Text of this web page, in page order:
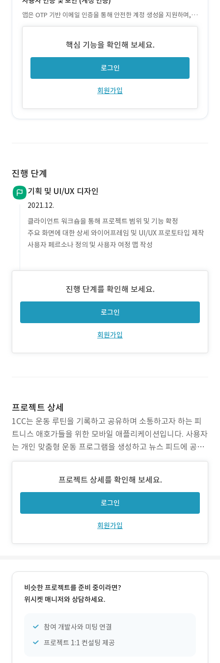
앱은 OTP 기반 이메일 인증을 통해 안전한 계정 생성을 지원하며,
동일한 방식으로 비밀번호 재설정이 가능한 계정 복구 기능도 제공
핵심 기능을 확인해 보세요.
로그인
회원가입
진행 단계
기획 및 UI/UX 디자인
2021.12.
클라이언트 워크숍을 통해 프로젝트 범위 및 기능 확정
주요 화면에 대한 상세 와이어프레임 및 UI/UX 프로토타입 제작
사용자 페르소나 정의 및 사용자 여정 맵 작성
진행 단계를 확인해 보세요.
로그인
회원가입
프로젝트 상세
1CC는 운동 루틴을 기록하고 공유하며 소통하고자 하는 피
트니스 애호가들을 위한 모바일 애플리케이션입니다. 사용자
는 개인 맞춤형 운동 프로그램을 생성하고 뉴스 피드에 공유
하며, 좋아요, 댓글, 공유 기능을 통해 다른 사용자와 상호작
m/file/d/18UIRjJvdEfJdY49QjFL917FDdyEHL9Si/vie
프로젝트 상세를 확인해 보세요.
로그인
회원가입
비슷한 프로젝트를 준비 중이라면?
위시켓 매니저와 상담하세요.
참여 개발사와 미팅 연결
프로젝트 1:1 컨설팅 제공